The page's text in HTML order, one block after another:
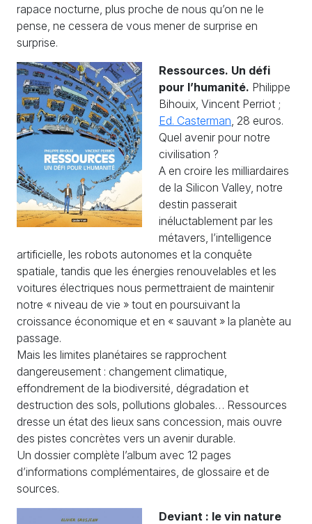
rapace nocturne, plus proche de nous qu’on ne le
pense, ne cessera de vous mener de surprise en
surprise.
Ressources. Un défi
pour l’humanité. Philippe
Bihouix, Vincent Perriot ;
Ed. Casterman , 28 euros.
Quel avenir pour notre
civilisation ?
A en croire les milliardaires
de la Silicon Valley, notre
destin passerait
inéluctablement par les
métavers, l’intelligence
artificielle, les robots autonomes et la conquête
spatiale, tandis que les énergies renouvelables et les
voitures électriques nous permettraient de maintenir
notre « niveau de vie » tout en poursuivant la
croissance économique et en « sauvant » la planète au
passage.
Mais les limites planétaires se rapprochent
dangereusement : changement climatique,
effondrement de la biodiversité, dégradation et
destruction des sols, pollutions globales… Ressources
dresse un état des lieux sans concession, mais ouvre
des pistes concrètes vers un avenir durable.
Un dossier complète l’album avec 12 pages
d’informations complémentaires, de glossaire et de
sources.
Deviant : le vin nature